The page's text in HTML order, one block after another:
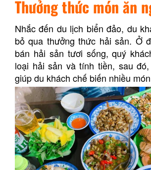
Thưởng thức món ăn
Nhắc đến du lịch biển đảo, du
bỏ qua thưởng thức hải sản. Ở
bán hải sản tươi sống, quý
loại hải sản và tính tiền, sau
giúp du khách chế biến nhiều